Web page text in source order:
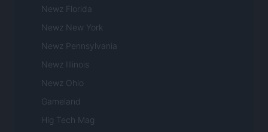
Newz Florida
Newz New York
Newz Pennsylvania
Newz Illinois
Newz Ohio
Gameland
Hig Tech Mag